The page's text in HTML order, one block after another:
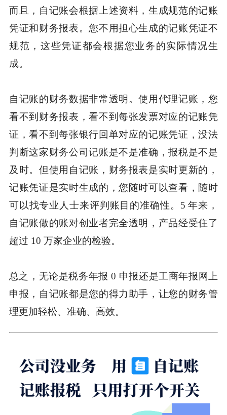
而且，自记账会根据上述资料，生成规范的记账
凭证和财务报表。您不用担心生成的记账凭证不
规范，这些凭证都会根据您业务的实际情况生
成。
自记账的财务数据非常透明。使用代理记账，您
看不到财务报表，看不到每张发票对应的记账凭
证，看不到每张银行回单对应的记账凭证，没法
判断这家财务公司记账是不是准确，报税是不是
及时。但使用自记账，财务报表是实时更新的，
记账凭证是实时生成的，您随时可以查看，随时
可以找专业人士来评判账目的准确性。5 年来，
自记账做的账对创业者完全透明，产品经受住了
超过 10 万家企业的检验。
总之，无论是税务年报 0 申报还是工商年报网上
申报，自记账都是您的得力助手，让您的财务管
理更加轻松、准确、高效。